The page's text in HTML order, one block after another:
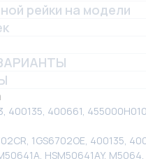
рейки на модели
400135, 400661,
1GS6702OE, 400135,
HSM50641AY,